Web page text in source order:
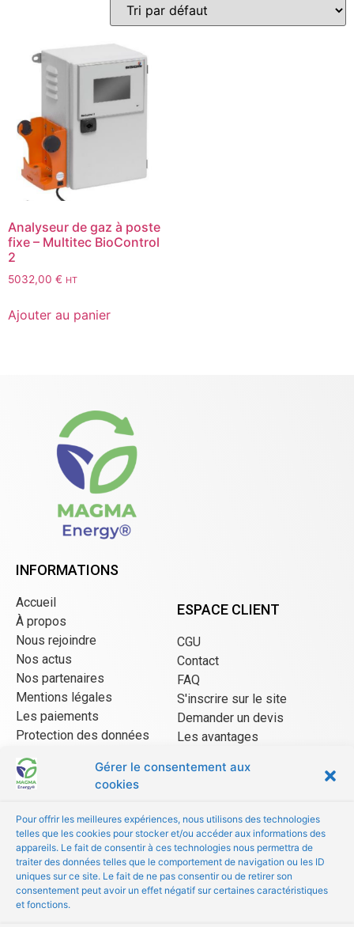
Gérer le consentement aux
cookies
Pour offrir les meilleures expériences, nous utilisons des technologies
telles que les cookies pour stocker et/ou accéder aux informations des
appareils. Le fait de consentir à ces technologies nous permettra de
traiter des données telles que le comportement de navigation ou les ID
uniques sur ce site. Le fait de ne pas consentir ou de retirer son
consentement peut avoir un effet négatif sur certaines caractéristiques
et fonctions.
Analyseur de gaz à poste
fixe – Multitec BioControl
2
5032,00 € HT
Ajouter au panier
INFORMATIONS
Accueil
À propos
Nous rejoindre
Nos actus
Nos partenaires
Mentions légales
Les paiements
Protection des données
CGU Mangopay
ESPACE CLIENT
CGU
Contact
FAQ
S'inscrire sur le site
Demander un devis
Les avantages
CGU/CGV
Être référencé
Les avantages
FAQ